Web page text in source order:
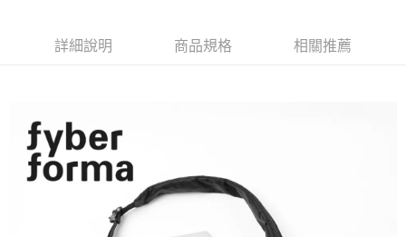
由本公司與您本人進行分期帳單所需資料之確認、核對及更正。
3.完整用戶服務條款，請詳閱以下連結：https://oppay.tw/userRule
貨到付款詳細說明 商品規格 相關推薦